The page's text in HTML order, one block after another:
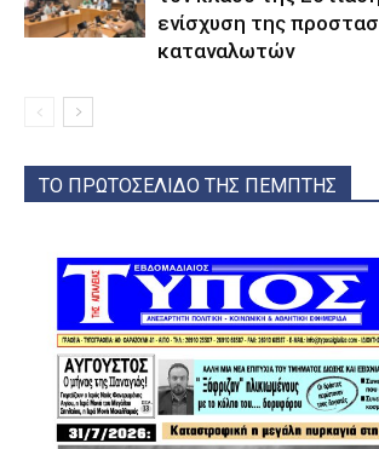
ενίσχυση της
καταναλωτών
ΤΟ ΠΡΩΤΟΣΕΛΙΔΟ ΤΗΣ ΠΕΜΠΤΗΣ